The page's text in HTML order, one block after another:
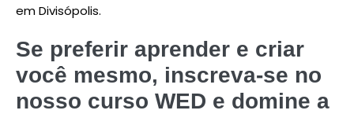
em Divisópolis.
Se preferir aprender e criar
você mesmo, inscreva-se no
nosso curso WED e domine a